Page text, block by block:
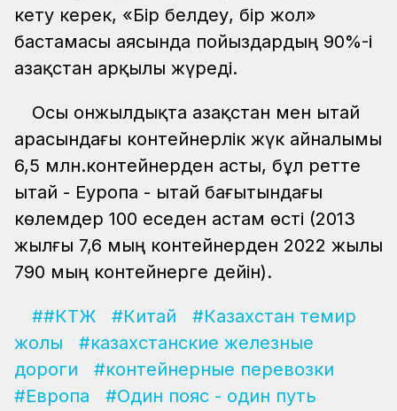
кету керек, «Бір белдеу, бір жол»
бастамасы аясында пойыздардың 90%-і
Қазақстан арқылы жүреді.
Осы онжылдықта Қазақстан мен Қытай
арасындағы контейнерлік жүк айналымы
6,5 млн.контейнерден асты, бұл ретте
Қытай - Еуропа - Қытай бағытындағы
көлемдер 100 еседен астам өсті (2013
жылғы 7,6 мың контейнерден 2022 жылы
790 мың контейнерге дейін).
##КТЖ #Китай
#Казахстан темир
жолы
#казахстанские железные
дороги
#контейнерные перевозки
#Европа
#Один пояс - один путь